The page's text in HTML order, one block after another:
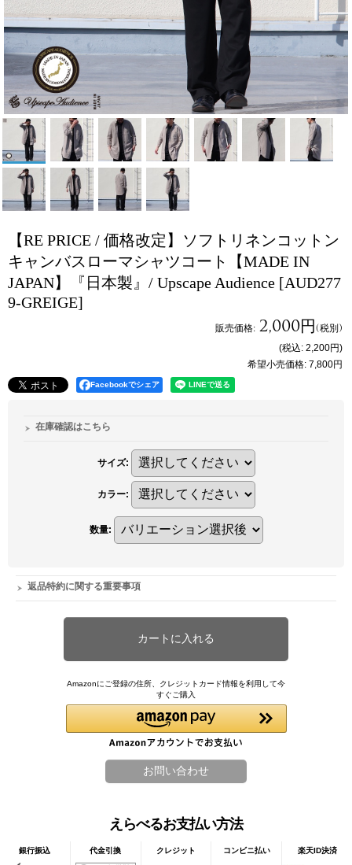
【RE PRICE / 価格改定】ソフトリネンコットン
キャンバスローマシャツコート【MADE IN
JAPAN】『日本製』/ Upscape Audience [AUD277
9-GREIGE]
販売価格: 2,000円(税別)
(税込: 2,200円)
希望小売価格: 7,800円
Facebookでシェア
在庫確認はこちら
サイズ:
カラー:
数量:
返品特約に関する重要事項
Amazonにご登録の住所、クレジットカード情報を利用して今
すぐご購入
えらべるお支払い方法
銀行振込 代金引換 クレジット コンビニ払い 楽天ID決済